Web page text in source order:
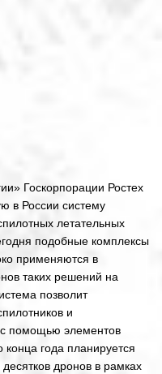
Госкорпорации Ростех
в России систему
летательных
подобные комплексы
применяются в
таких решений на
позволит
и
с помощью элементов
конца года планируется
дронов в рамках